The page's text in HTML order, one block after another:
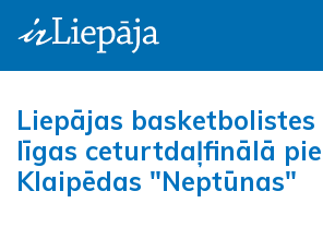
Liepājas
līgas ceturtdaļfinālā
Klaipēdas "Neptūnas"